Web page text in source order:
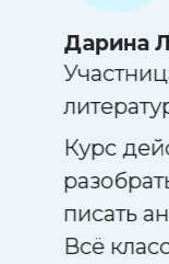
Дарина
Курс
писать
Всё